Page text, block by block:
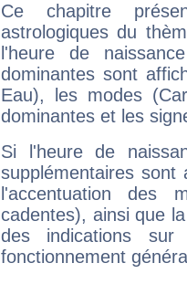
Ce chapitre
astrologiques du
l'heure de
dominantes sont
Eau), les modes
dominantes et les
Si l'heure de
supplémentaires sont
l'accentuation des
cadentes), ainsi que
des indications sur
fonctionnement